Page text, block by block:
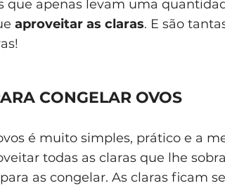
que apenas levam uma
aproveitar as claras. E são
CONGELAR OVOS
é muito simples, prático e a
todas as claras que lhe
as congelar. As claras ficam